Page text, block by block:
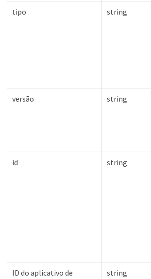
tipo string
versão string
id string
ID do aplicativo de
string